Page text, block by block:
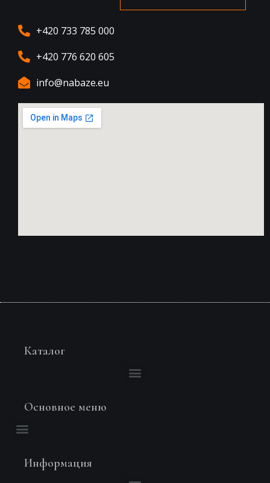
+420 733 785 000
+420 776 620 605
info@nabaze.eu
Каталог
Основное меню
Информация